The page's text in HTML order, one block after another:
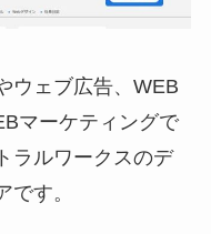
ウェブ広告、WEB
マーケティングで
ラルワークスのデ
す。